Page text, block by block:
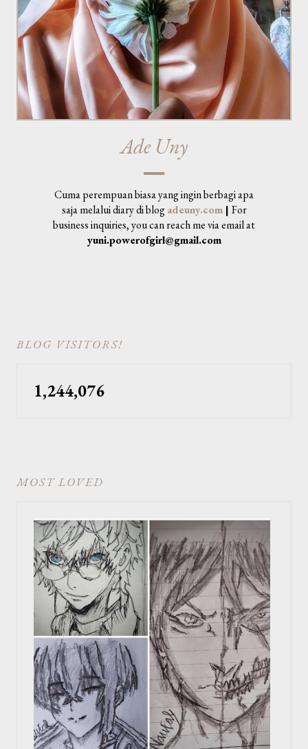
Ade Uny
Cuma perempuan biasa yang ingin berbagi apa
saja melalui diary di blogadeuny.com| For
business inquiries, you can reach me via email at
yuni.powerofgirl@gmail.com
BLOG VISITORS!
1,244,076
MOST LOVED